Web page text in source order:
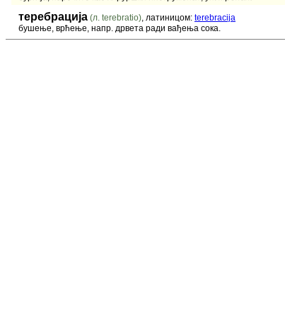
теребрација (л. terebratio), латиницом: terebracija
бушење, врћење, напр. дрвета ради вађења сока.